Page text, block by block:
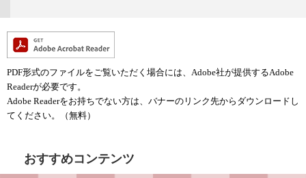
PDF形式のファイルをご覧いただく場合には、Adobe社が提供するAdobe
Readerが必要です。
Adobe Readerをお持ちでない方は、バナーのリンク先からダウンロードし
てください。（無料）
おすすめコンテンツ